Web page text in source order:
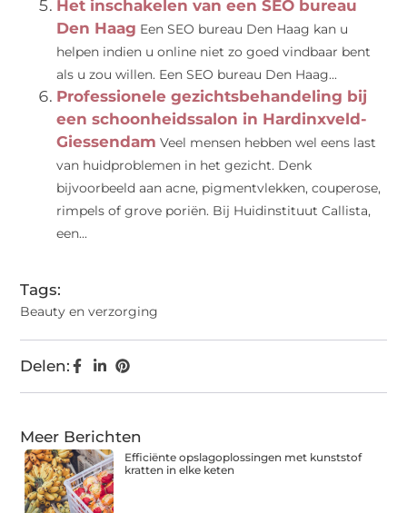
Het inschakelen van een SEO bureau
Den Haag Een SEO bureau Den Haag kan u
helpen indien u online niet zo goed vindbaar bent
als u zou willen. Een SEO bureau Den Haag...
Professionele gezichtsbehandeling bij
een schoonheidssalon in Hardinxveld-
Giessendam Veel mensen hebben wel eens last
van huidproblemen in het gezicht. Denk
bijvoorbeeld aan acne, pigmentvlekken, couperose,
rimpels of grove poriën. Bij Huidinstituut Callista,
een...
Tags:
Beauty en verzorging
Delen:
Meer Berichten
Efficiënte opslagoplossingen met kunststof
kratten in elke keten